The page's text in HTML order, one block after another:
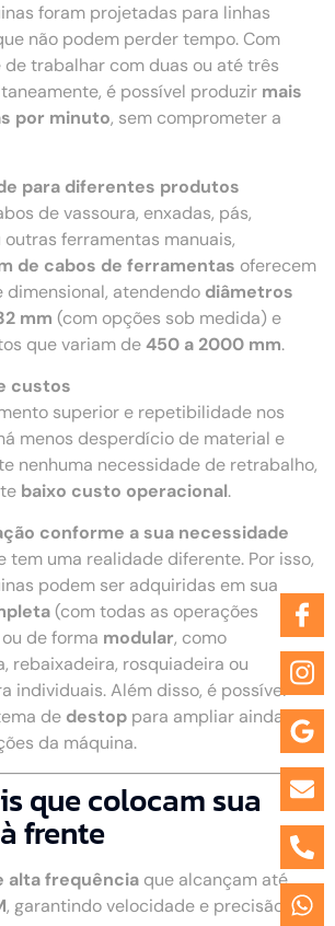
foram projetadas para linhas
não podem perder tempo. Com
trabalhar com duas ou até três
é possível produzir mais
por minuto, sem comprometer a
para diferentes produtos
de vassoura, enxadas, pás,
outras ferramentas manuais,
de cabos de ferramentas oferecem
atendendo diâmetros
mm (com opções sob medida) e
que variam de450 a 2000 mm.
custos
superior e repetibilidade nos
menos desperdício de material e
nenhuma necessidade de retrabalho,
baixo custo operacional.
conforme a sua necessidade
tem uma realidade diferente. Por isso,
podem ser adquiridas em sua
(com todas as operações
de forma modular, como
rebaixadeira, rosquiadeira ou
individuais. Além disso, é possível
de destop para ampliar ainda
da máquina.
que colocam sua
frente
alta frequência que alcançam até
, garantindo velocidade e precisão.